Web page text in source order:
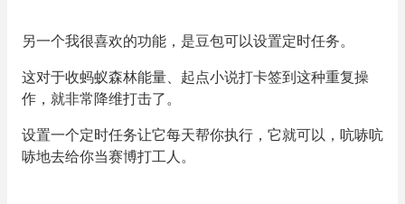
另一个我很喜欢的功能，是豆包可以设置定时任务。
这对于收蚂蚁森林能量、起点小说打卡签到这种重复操
作，就非常降维打击了。
设置一个定时任务让它每天帮你执行，它就可以，吭哧吭
哧地去给你当赛博打工人。